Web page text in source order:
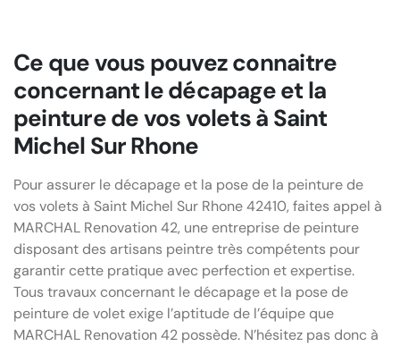
Ce que vous pouvez connaitre
concernant le décapage et la
peinture de vos volets à Saint
Michel Sur Rhone
Pour assurer le décapage et la pose de la peinture de
vos volets à Saint Michel Sur Rhone 42410, faites appel à
MARCHAL Renovation 42, une entreprise de peinture
disposant des artisans peintre très compétents pour
garantir cette pratique avec perfection et expertise.
Tous travaux concernant le décapage et la pose de
peinture de volet exige l’aptitude de l’équipe que
MARCHAL Renovation 42 possède. N’hésitez pas donc à